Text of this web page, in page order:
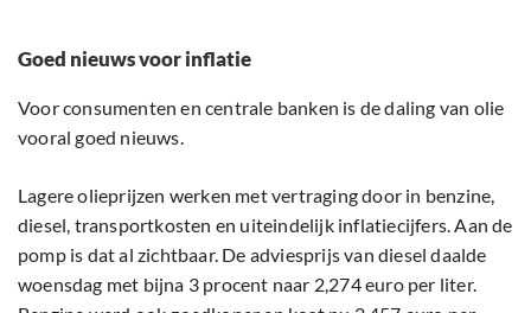
Goed nieuws voor inflatie
Voor consumenten en centrale banken is de daling van olie
vooral goed nieuws.
Lagere olieprijzen werken met vertraging door in benzine,
diesel, transportkosten en uiteindelijk inflatiecijfers. Aan de
pomp is dat al zichtbaar. De adviesprijs van diesel daalde
woensdag met bijna 3 procent naar 2,274 euro per liter.